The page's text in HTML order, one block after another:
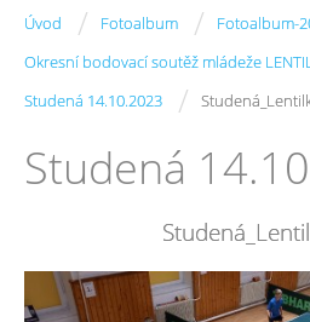
Úvod / Fotoalbum / Fotoalbum-
Okresní bodovací soutěž mládeže
Studená 14.10.2023 /
Studená